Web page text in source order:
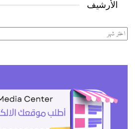
الأرشيف
الأرشيف